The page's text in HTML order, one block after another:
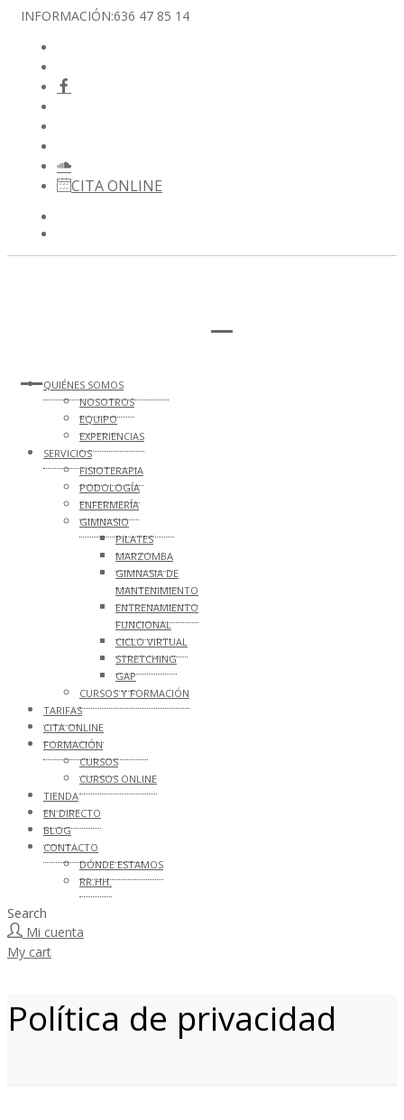
INFORMACIÓN:636 47 85 14
CITA ONLINE
QUIÉNES SOMOS
NOSOTROS
EQUIPO
EXPERIENCIAS
SERVICIOS
FISIOTERAPIA
PODOLOGÍA
ENFERMERÍA
GIMNASIO
PILATES
MARZOMBA
GIMNASIA DE
MANTENIMIENTO
ENTRENAMIENTO
FUNCIONAL
CICLO VIRTUAL
STRETCHING
GAP
CURSOS Y FORMACIÓN
TARIFAS
CITA ONLINE
FORMACIÓN
CURSOS
CURSOS ONLINE
TIENDA
EN DIRECTO
BLOG
CONTACTO
DÓNDE ESTAMOS
RR.HH.
Search
Mi cuenta
My cart
Política de privacidad